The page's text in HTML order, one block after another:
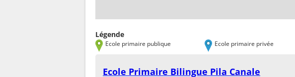
Légende
Ecole primaire publique Ecole primaire privée
Ecole Primaire Bilingue Pila Canale